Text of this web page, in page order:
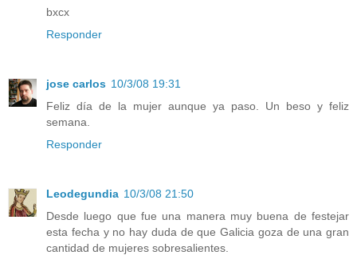
bxcx
Responder
jose carlos 10/3/08 19:31
Feliz día de la mujer aunque ya paso. Un beso y feliz
semana.
Responder
Leodegundia 10/3/08 21:50
Desde luego que fue una manera muy buena de festejar
esta fecha y no hay duda de que Galicia goza de una gran
cantidad de mujeres sobresalientes.